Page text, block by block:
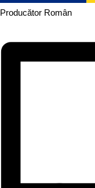
Producător Român